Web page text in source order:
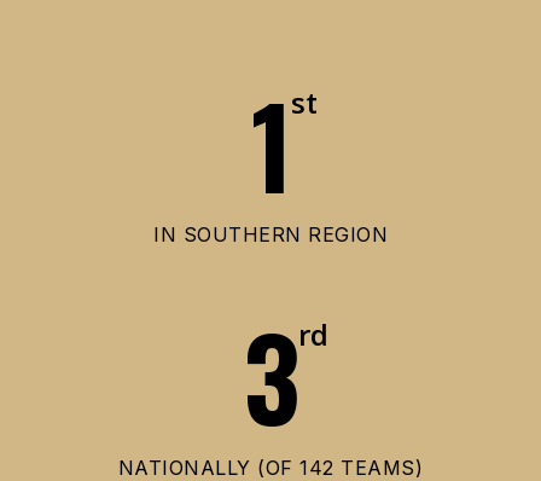
1 st
IN SOUTHERN REGION
3rd
NATIONALLY (OF 142 TEAMS)